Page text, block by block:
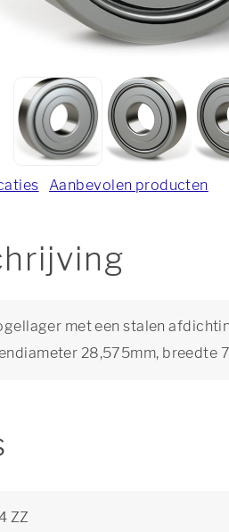
Aanbevolen producten
met een stalen
28,575mm, breedte
ZZ